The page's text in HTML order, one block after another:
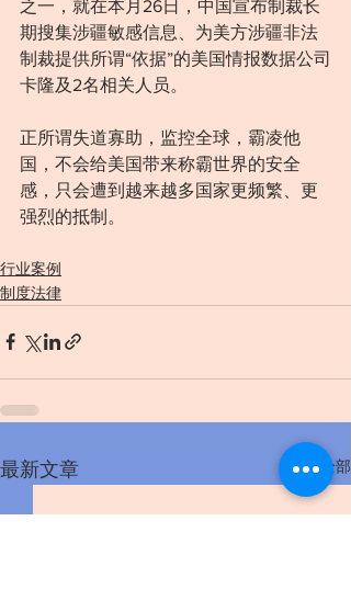
之一，就在本月26日，中国宣布制裁长
期搜集涉疆敏感信息、为美方涉疆非法
制裁提供所谓“依据”的美国情报数据公司
卡隆及2名相关人员。
正所谓失道寡助，监控全球，霸凌他
国，不会给美国带来称霸世界的安全
感，只会遭到越来越多国家更频繁、更
强烈的抵制。
行业案例
制度法律
最新文章 查看全部